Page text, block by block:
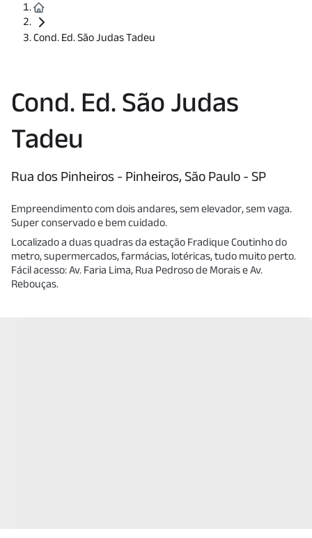
Cond. Ed. São Judas Tadeu
Cond. Ed. São Judas
Tadeu
Rua dos Pinheiros - Pinheiros, São Paulo - SP
Empreendimento com dois andares, sem elevador, sem vaga.
Super conservado e bem cuidado.
Localizado a duas quadras da estação Fradique Coutinho do
metro, supermercados, farmácias, lotéricas, tudo muito perto.
Fácil acesso: Av. Faria Lima, Rua Pedroso de Morais e Av.
Rebouças.